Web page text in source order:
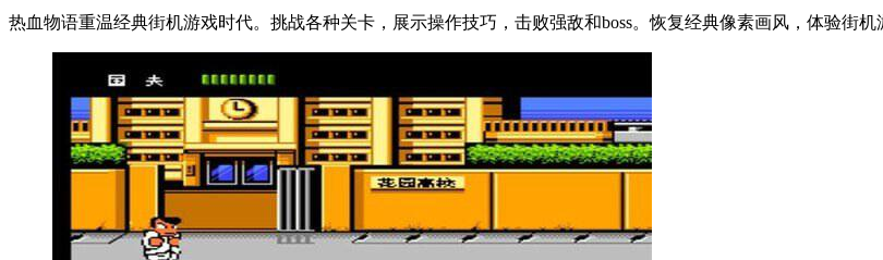
热血物语重温经典街机游戏时代。挑战各种关卡，展示操作技巧，击败强敌和boss。恢复经典像素画风，体验街